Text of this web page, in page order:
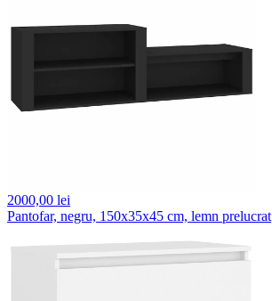
2000,00 lei
Pantofar, negru, 150x35x45 cm, lemn prelucrat